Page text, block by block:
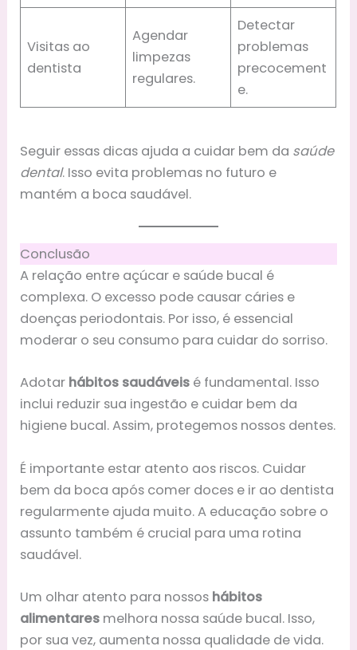
Visitas ao
dentista
Agendar
limpezas
regulares.
Detectar
problemas
precocement
e.
Seguir essas dicas ajuda a cuidar bem da saúde
dental. Isso evita problemas no futuro e
mantém a boca saudável.
Conclusão
A relação entre açúcar e saúde bucal é
complexa. O excesso pode causar cáries e
doenças periodontais. Por isso, é essencial
moderar o seu consumo para cuidar do sorriso.
Adotar hábitos saudáveis é fundamental. Isso
inclui reduzir sua ingestão e cuidar bem da
higiene bucal. Assim, protegemos nossos dentes.
É importante estar atento aos riscos. Cuidar
bem da boca após comer doces e ir ao dentista
regularmente ajuda muito. A educação sobre o
assunto também é crucial para uma rotina
saudável.
Um olhar atento para nossos hábitos
alimentares melhora nossa saúde bucal. Isso,
por sua vez, aumenta nossa qualidade de vida.